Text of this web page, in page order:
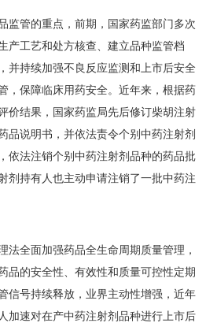
管的重点，前期，国家药监部门多次
产工艺和处方核查、建立品种监管档
并持续加强不良反应监测和上市后安全
，保障临床用药安全。近年来，根据药
价结果，国家药监局先后修订柴胡注射
品说明书，并依法责令个别中药注射剂
依法注销个别中药注射剂品种的药品批
剂持有人也主动申请注销了一批中药注
全面加强药品全生命周期质量管理，
品的安全性、有效性和质量可控性定期
信号持续释放，业界主动性增强，近年
加速对在产中药注射剂品种进行上市后